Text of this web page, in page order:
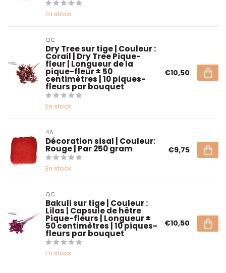
En stock
QC
Dry Tree sur tige | Couleur :
Corail | Dry Tree Pique-
fleur | Longueur de la
pique-fleur ± 50
centimètres | 10 piques-
fleurs par bouquet
En stock
€10,50
4A
Décoration sisal | Couleur:
Rouge | Par 250 gram
En stock
€9,75
QC
Bakuli sur tige | Couleur :
Lilas | Capsule de hêtre
Pique-fleurs | Longueur ±
50 centimètres | 10 piques-
fleurs par bouquet
En stock
€10,50